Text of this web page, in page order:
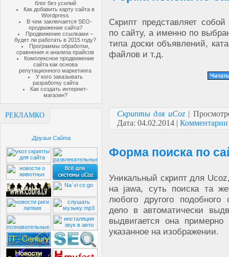
блог без усилий
Как добавить карту сайта в
Wordpress
В чем заключается SEO-
продвижение сайта?
Продвижение ссылками –
будет ли работать в 2015 году?
Программы обработки,
сравнения и анализа прайсов
Комплексное продвижение
сайта как основа
репутационного маркетинга
У кого заказывать
разработку сайта
Как создать интернет-
магазин?
РЕКЛАМКО
Друзья Сайта
Скрипт представляет
по сайту, а именно по
типа доски объявлений,
файлов и т.д.
Скрипты для uCoz|
Дата: 04.02.2014 |
Форма поиска по
Уникальный скрипт для
на jawa, суть поиска та
любого другого подобного
дело в автоматически
выдвигается она примерно
указанное на изображении.